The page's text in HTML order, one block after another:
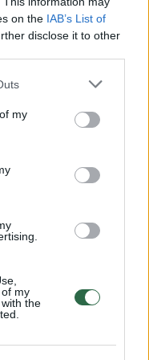
on the IAB’s List of
disclose it to other
my
my
the
00:00:57
temperatūra kils iki
įsitvirtinti
00:00:57
darbo